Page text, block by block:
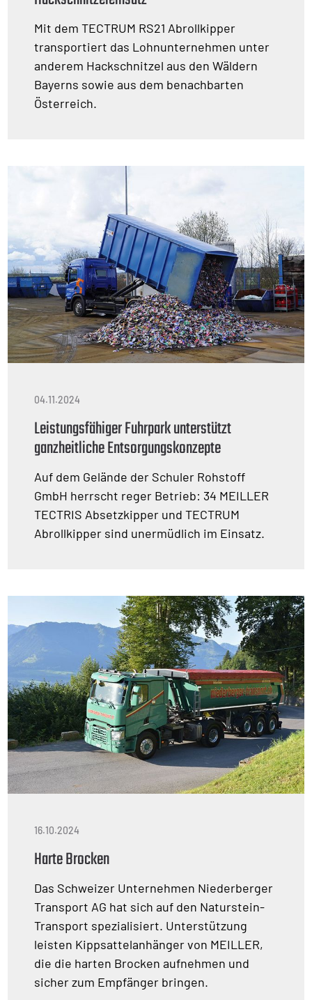
Mit dem TECTRUM RS21 Abrollkipper
transportiert das Lohnunternehmen unter
anderem Hackschnitzel aus den Wäldern
Bayerns sowie aus dem benachbarten
Österreich.
04.11.2024
Leistungsfähiger Fuhrpark unterstützt
ganzheitliche Entsorgungskonzepte
Auf dem Gelände der Schuler Rohstoff
GmbH herrscht reger Betrieb: 34 MEILLER
TECTRIS Absetzkipper und TECTRUM
Abrollkipper sind unermüdlich im Einsatz.
16.10.2024
Harte Brocken
Das Schweizer Unternehmen Niederberger
Transport AG hat sich auf den Naturstein-
Transport spezialisiert. Unterstützung
leisten Kippsattelanhänger von MEILLER,
die die harten Brocken aufnehmen und
sicher zum Empfänger bringen.